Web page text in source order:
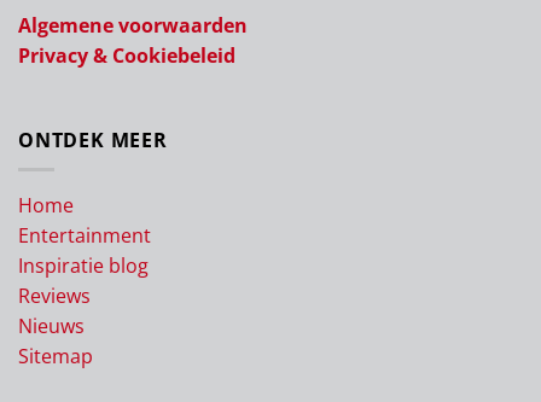
Algemene voorwaarden
Privacy & Cookiebeleid
ONTDEK MEER
Home
Entertainment
Inspiratie blog
Reviews
Nieuws
Sitemap